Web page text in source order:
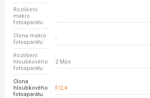
Rozlišení
makro
fotoaparátu
-
Clona makro
fotoaparátu
-
Rozlišení
hloubkového
fotoaparátu
2 Mpx
Clona
hloubkového
fotoaparátu
f/2,4